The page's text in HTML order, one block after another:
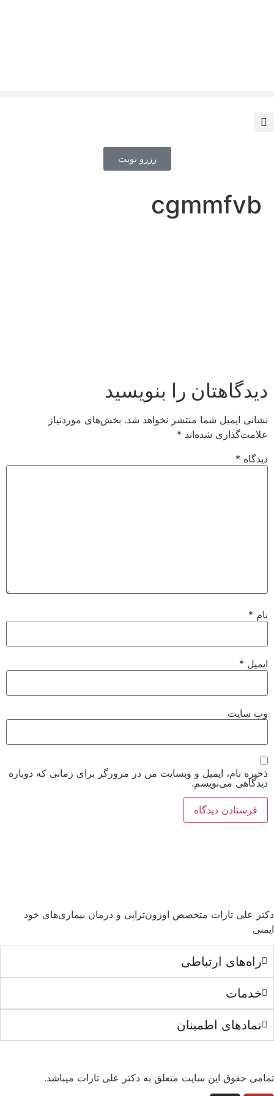
رزرو نوبت
cgmmfvb
دیدگاهتان را بنویسید
نشانی ایمیل شما منتشر نخواهد شد. بخش‌های موردنیاز
علامت‌گذاری شده‌اند *
دیدگاه *
نام *
ایمیل *
وب‌ سایت
ذخیره نام، ایمیل و وبسایت من در مرورگر برای زمانی که دوباره
دیدگاهی می‌نویسم.
دکتر علی تارات متخصص اوزون‌تراپی و درمان بیماری‌های خود
ایمنی
راه‌های ارتباطی
خدمات
نمادهای اطمینان
تمامی حقوق این سایت متعلق به دکتر علی تارات میباشد.